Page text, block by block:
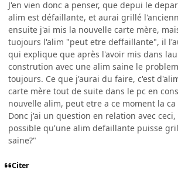
J'en vien donc a penser, que depui le
alim est défaillante, et aurai grillé
ensuite j'ai mis la nouvelle carte mère,
tuojours l'alim "peut etre deffaillante", il
qui explique que après l'avoir mis dans
constrution avec une alim saine le
toujours. Ce que j'aurai du faire, c'est
carte mère tout de suite dans le pc en
nouvelle alim, peut etre a ce moment la
Donc j'ai un question en relation avec ceci,
possible qu'une alim defaillante puisse
saine?"
Citer